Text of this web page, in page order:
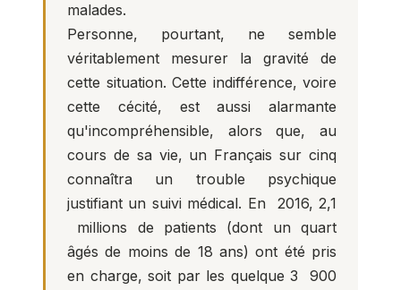
malades.
Personne, pourtant, ne semble
véritablement mesurer la gravité de
cette situation. Cette indifférence, voire
cette cécité, est aussi alarmante
qu'incompréhensible, alors que, au
cours de sa vie, un Français sur cinq
connaîtra un trouble psychique
justifiant un suivi médical. En 2016, 2,1
millions de patients (dont un quart
âgés de moins de 18 ans) ont été pris
en charge, soit par les quelque 3 900